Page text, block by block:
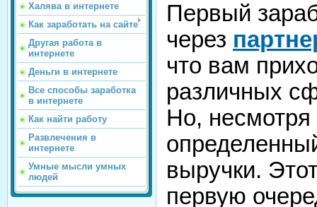
Халява в интернете
Как заработать на сайте
Другая работа в
интернете
Деньги в интернете
Все способы заработка
в интернете
Как найти работу
Развлечения в
интернете
Умные мысли умных
людей
Первый
через
что вам
различных
Но, несмотря
выручки.
первую